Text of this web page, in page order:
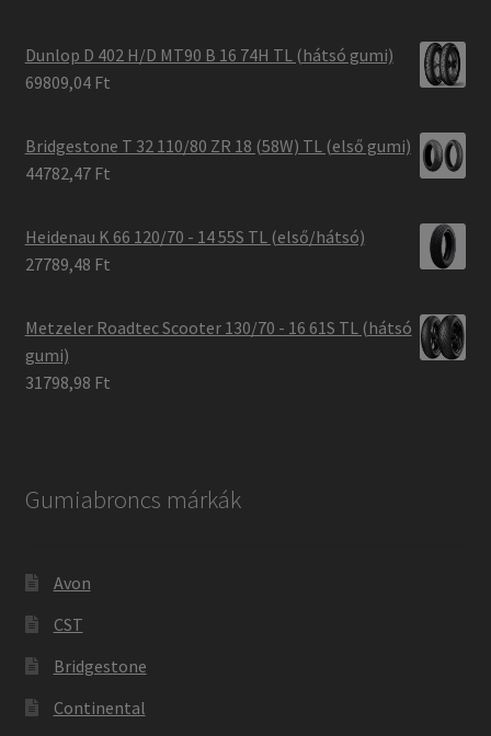
Dunlop D 402 H/D MT90 B 16 74H TL (hátsó gumi)
69809,04 Ft
Bridgestone T 32 110/80 ZR 18 (58W) TL (első gumi)
44782,47 Ft
Heidenau K 66 120/70 - 14 55S TL (első/hátsó)
27789,48 Ft
Metzeler Roadtec Scooter 130/70 - 16 61S TL (hátsó
gumi)
31798,98 Ft
Gumiabroncs márkák
Avon
CST
Bridgestone
Continental